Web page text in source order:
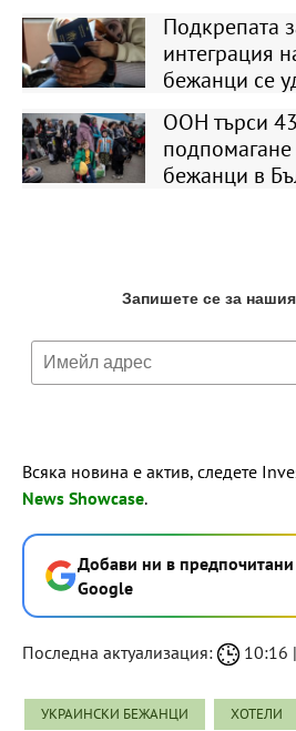
Подкрепата
интеграция
бежанци се
ООН търси
бежанци в
Всяка новина е актив, следете
News Showcase.
Добави ни в
Google
Последна актуализация: 10:16
УКРАИНСКИ БЕЖАНЦИ ХОТЕЛИ